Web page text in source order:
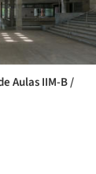
Aulas IIM-B /